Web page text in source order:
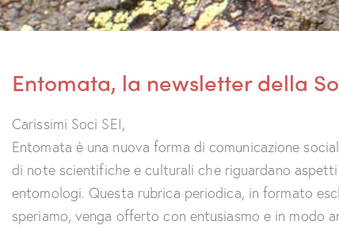
Entomata, la newsletter della
Carissimi Soci SEI,
Entomata è una nuova forma di comunicazione
di note scientifiche e culturali che riguardano
entomologi. Questa rubrica periodica, in formato
speriamo, venga offerto con entusiasmo e in modo